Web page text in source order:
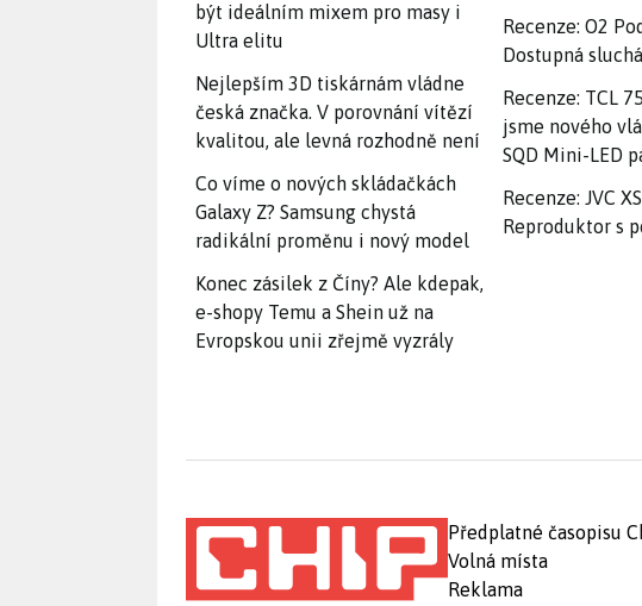
být ideálním mixem pro masy i
Ultra elitu
Nejlepším 3D tiskárnám vládne
česká značka. V porovnání vítězí
kvalitou, ale levná rozhodně není
Co víme o nových skládačkách
Galaxy Z? Samsung chystá
radikální proměnu i nový model
Konec zásilek z Číny? Ale kdepak,
e-shopy Temu a Shein už na
Evropskou unii zřejmě vyzrály
Recenze: O2
Dostupná
Recenze: TCL
jsme nového
SQD Mini-LED
Recenze: JVC
Reproduktor s
Předplatné časopisu
Volná místa
Reklama